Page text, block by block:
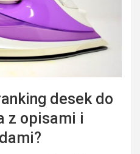
desek do
z opisami i